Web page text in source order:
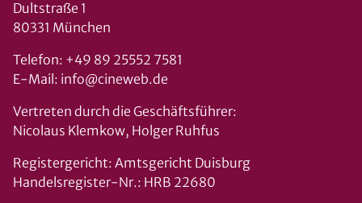
Dultstraße 1
80331 München
Telefon: +49 89 25552 7581
E-Mail: info@cineweb.de
Vertreten durch die Geschäftsführer:
Nicolaus Klemkow, Holger Ruhfus
Registergericht: Amtsgericht Duisburg
Handelsregister-Nr.: HRB 22680